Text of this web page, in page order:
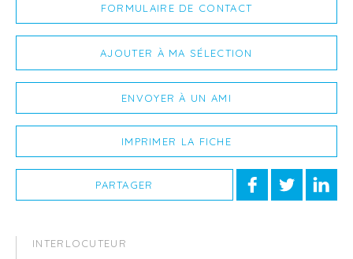
FORMULAIRE DE CONTACT
AJOUTER À MA SÉLECTION
ENVOYER À UN AMI
IMPRIMER LA FICHE
PARTAGER
INTERLOCUTEUR